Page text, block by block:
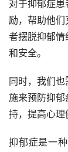
对于抑郁症
励，帮助他
者摆脱抑郁
和安全。
同时，我们
施来预防抑
持，提高心理
抑郁症是一